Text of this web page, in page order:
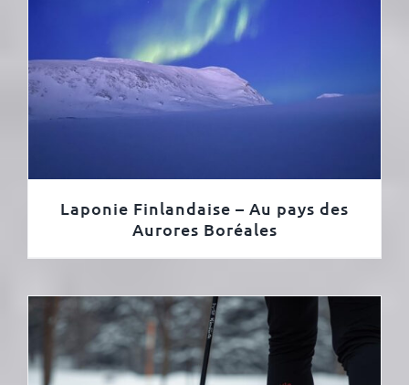
Laponie Finlandaise – Au pays des
Aurores Boréales